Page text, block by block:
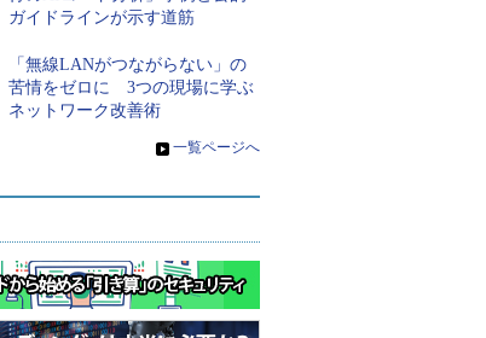
ガイドラインが示す道筋
「無線LANがつながらない」の
苦情をゼロに 3つの現場に学ぶ
ネットワーク改善術
» 一覧ページへ